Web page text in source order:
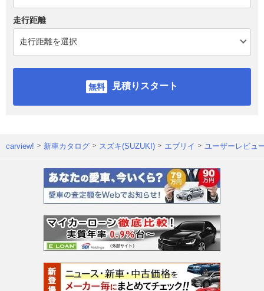
走行距離
見積りスタート
carview! 新車カタログ スズキ(SUZUKI) エブリイ ユーザーレビュ